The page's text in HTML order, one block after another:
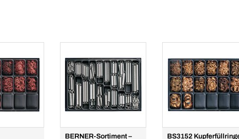
BERNER-Sortiment –
BS3152